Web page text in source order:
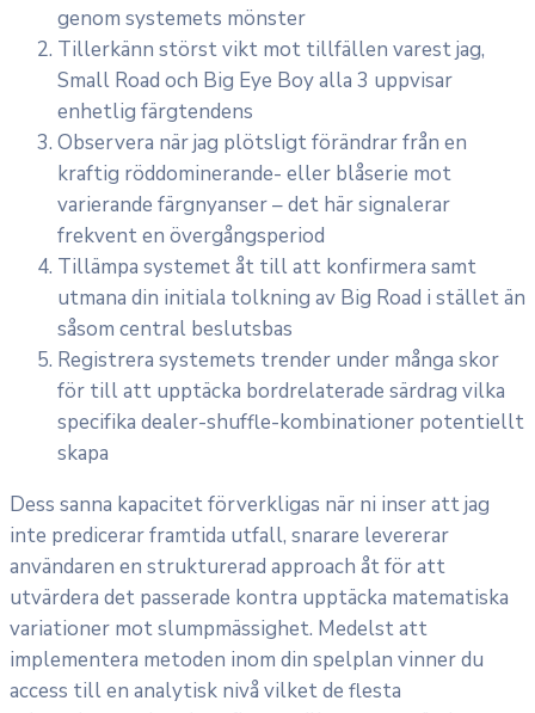
genom systemets mönster
Tillerkänn störst vikt mot tillfällen varest jag,
Small Road och Big Eye Boy alla 3 uppvisar
enhetlig färgtendens
Observera när jag plötsligt förändrar från en
kraftig röddominerande- eller blåserie mot
varierande färgnyanser – det här signalerar
frekvent en övergångsperiod
Tillämpa systemet åt till att konfirmera samt
utmana din initiala tolkning av Big Road i stället än
såsom central beslutsbas
Registrera systemets trender under många skor
för till att upptäcka bordrelaterade särdrag vilka
specifika dealer-shuffle-kombinationer potentiellt
skapa
Dess sanna kapacitet förverkligas när ni inser att jag
inte predicerar framtida utfall, snarare levererar
användaren en strukturerad approach åt för att
utvärdera det passerade kontra upptäcka matematiska
variationer mot slumpmässighet. Medelst att
implementera metoden inom din spelplan vinner du
access till en analytisk nivå vilket de flesta